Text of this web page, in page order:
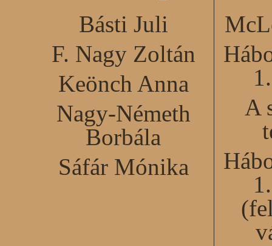
Básti Juli
F. Nagy Zoltán
Keönch Anna
Nagy-Németh
Borbála
Sáfár Mónika
A